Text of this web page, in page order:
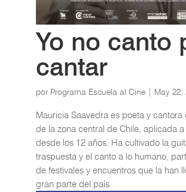
Yo no canto
cantar
por Programa Escuela al Cine| May 22,
Mauricia Saavedra es poeta y cantora
de la zona central de Chile, aplicada
desde los 12 años. Ha cultivado la
traspuesta y el canto a lo humano,
de festivales y encuentros que la han
gran parte del país.